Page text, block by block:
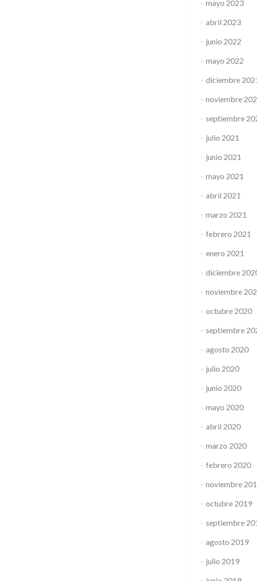
mayo 2023
abril 2023
junio 2022
mayo 2022
diciembre
noviembre
septiembre
julio 2021
junio 2021
mayo 2021
abril 2021
marzo 2021
febrero 2021
enero 2021
diciembre
noviembre
octubre 2020
septiembre
agosto 2020
julio 2020
junio 2020
mayo 2020
abril 2020
marzo 2020
febrero 2020
noviembre
octubre 2019
septiembre
agosto 2019
julio 2019